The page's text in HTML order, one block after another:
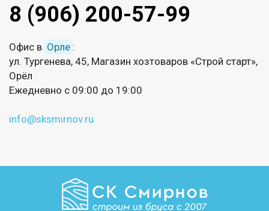
8 (906) 200-57-99
Офис в Орле :
ул. Тургенева, 45, Магазин хозтоваров «Строй старт»,
Орёл
Ежедневно с 09:00 до 19:00
info@sksmirnov.ru